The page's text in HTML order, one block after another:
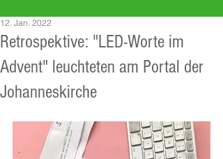
Retrospektive: "LED-Worte im
Advent" leuchteten am Portal der
Johanneskirche
12. Jan. 2022